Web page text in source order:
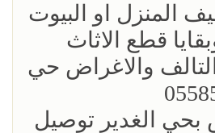
المنزل او البيوت
قطع الاثاث
0558536273 التالف والاغراض حي
بحي الغدير توصيل